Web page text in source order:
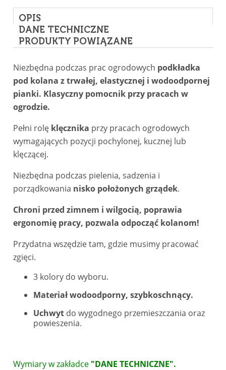
OPIS
DANE TECHNICZNE
PRODUKTY POWIĄZANE
Niezbędna podczas prac ogrodowych podkładka
pod kolana z trwałej, elastycznej i wodoodpornej
pianki. Klasyczny pomocnik przy pracach w
ogrodzie.
Pełni rolę klęcznika przy pracach ogrodowych
wymagających pozycji pochylonej, kucznej lub
klęczącej.
Niezbędna podczas pielenia, sadzenia i
porządkowania nisko położonych grządek.
Chroni przed zimnem i wilgocią, poprawia
ergonomię pracy, pozwala odpocząć kolanom!
Przydatna wszędzie tam, gdzie musimy pracować
zgięci.
3 kolory do wyboru.
Materiał wodoodporny, szybkoschnący.
Uchwyt do wygodnego przemieszczania oraz
powieszenia.
Wymiary w zakładce "DANE TECHNICZNE".